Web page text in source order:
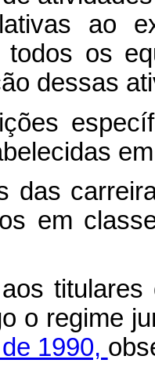
ao
os
dessas
das
em
o regime
1990,